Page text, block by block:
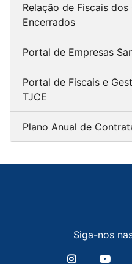
Relação de Fiscais
Encerrados
Portal de Empresas
Portal de Fiscais e
TJCE
Plano Anual de
Siga-nos